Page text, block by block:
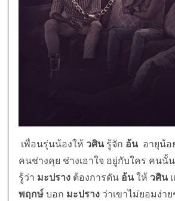
เพื่อนรุ่นน้องให้ วศินรู้จัก อ้น อายุน้อ
คนช่างคุย ช่างเอาใจ อยู่กับใคร คนนั้
รู้ว่า มะปราง ต้องการดัน อ้นให้ วศิน
พฤกษ์ บอก มะปราง ว่าเขาไม่ยอมง่า